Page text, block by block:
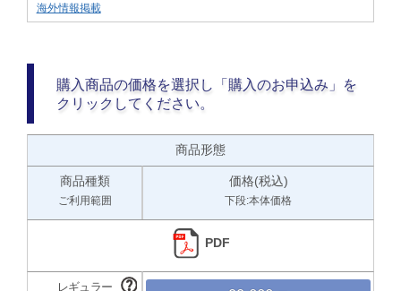
海外情報掲載
購入商品の価格を選択し「購入のお申込み」を
クリックしてください。
商品形態
商品種類
ご利用範囲
価格(税込)
下段:本体価格
PDF